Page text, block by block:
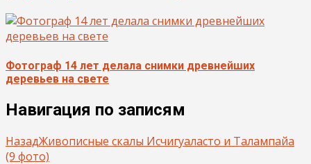
Фотограф 14 лет делала снимки древнейших
деревьев на свете
Навигация по записям
НазадЖивописные скалы Исчигуаласто и Талампайа
(9 фото)